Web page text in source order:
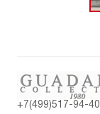
+7(499)517-94-40